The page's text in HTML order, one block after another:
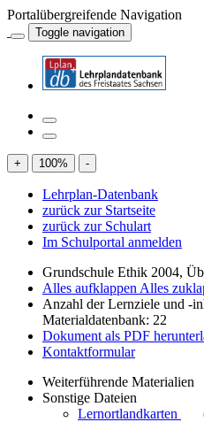
Portalübergreifende Navigation
Toggle navigation
+ 100% -
Lehrplan-Datenbank
zurück zur Startseite
zurück zur Schulart
Im Schulportal anmelden
Grundschule Ethik 2004,
Alles aufklappen Alles
Anzahl der Lernziele und -
Materialdatenbank: 22
Dokument als PDF
Kontaktformular
Weiterführende Materialien
Sonstige Dateien
Lernortlandkarten